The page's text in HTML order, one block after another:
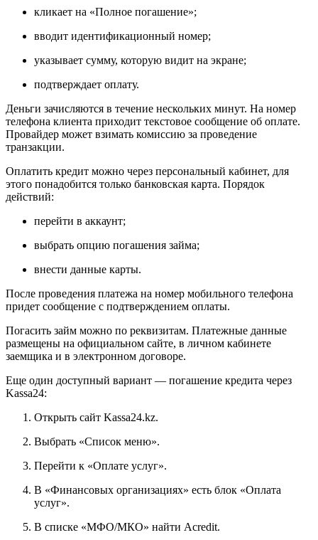
кликает на «Полное погашение»;
вводит идентификационный номер;
указывает сумму, которую видит на экране;
подтверждает оплату.
Деньги зачисляются в течение нескольких минут. На номер
телефона клиента приходит текстовое сообщение об оплате.
Провайдер может взимать комиссию за проведение
транзакции.
Оплатить кредит можно через персональный кабинет, для
этого понадобится только банковская карта. Порядок
действий:
перейти в аккаунт;
выбрать опцию погашения займа;
внести данные карты.
После проведения платежа на номер мобильного телефона
придет сообщение с подтверждением оплаты.
Погасить займ можно по реквизитам. Платежные данные
размещены на официальном сайте, в личном кабинете
заемщика и в электронном договоре.
Еще один доступный вариант — погашение кредита через
Kassa24:
Открыть сайт Kassa24.kz.
Выбрать «Список меню».
Перейти к «Оплате услуг».
В «Финансовых организациях» есть блок «Оплата
услуг».
В списке «МФО/МКО» найти Acredit.